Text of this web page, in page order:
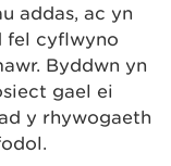
addas, ac yn
fel cyflwyno
Byddwn yn
gael ei
y rhywogaeth